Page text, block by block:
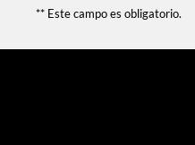
** Este campo es obligatorio.